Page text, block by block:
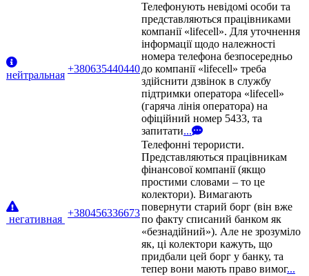
нейтральная
+380635440440
Телефонують невідомі особи та
представляються працівниками
компанії «lifecell». Для уточнення
інформації щодо належності
номера телефона безпосередньо
до компанії «lifecell» треба
здійснити дзвінок в службу
підтримки оператора «lifecell»
(гаряча лінія оператора) на
офіційний номер 5433, та
запитати...
негативная
+380456336673
Телефонні терористи.
Представляються працівникам
фінансової компанії (якщо
простими словами – то це
колектори). Вимагають
повернути старий борг (він вже
по факту списаний банком як
«безнадійний»). Але не зрозуміло
як, ці колектори кажуть, що
придбали цей борг у банку, та
тепер вони мають право вимог...